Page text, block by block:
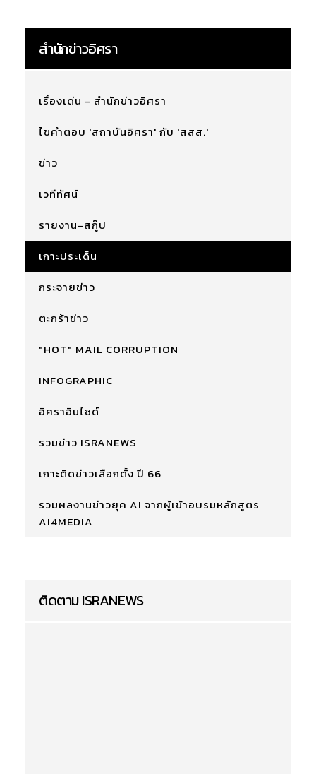
สำนักข่าวอิศรา
เรื่องเด่น - สำนักข่าวอิศรา
ไขคำตอบ 'สถาบันอิศรา' กับ 'สสส.'
ข่าว
เวทีทัศน์
รายงาน-สกู๊ป
เกาะประเด็น
กระจายข่าว
ตะกร้าข่าว
"HOT" MAIL CORRUPTION
INFOGRAPHIC
อิศราอินไซด์
รวมข่าว ISRANEWS
เกาะติดข่าวเลือกตั้ง ปี 66
รวมผลงานข่าวยุค AI จากผู้เข้าอบรมหลักสูตร
AI4MEDIA
ติดตาม ISRANEWS